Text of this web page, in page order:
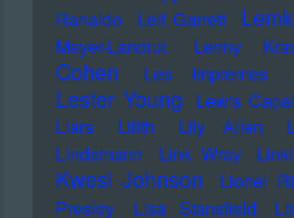
Ranaldo
Leif Garrett
Meyer-Landrut
Lenny
Cohen
Les Impremes
Lester Young Lewis
Liars
Lilith Lily Allen
Lindemann
Link Wray
Kwesi Johnson
Lionel
Presley
Lisa Stansfield